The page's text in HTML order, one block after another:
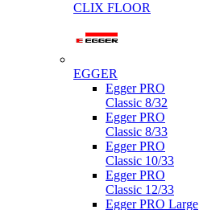
CLIX FLOOR
EGGER
Egger PRO
Classic 8/32
Egger PRO
Classic 8/33
Egger PRO
Classic 10/33
Egger PRO
Classic 12/33
Egger PRO Large